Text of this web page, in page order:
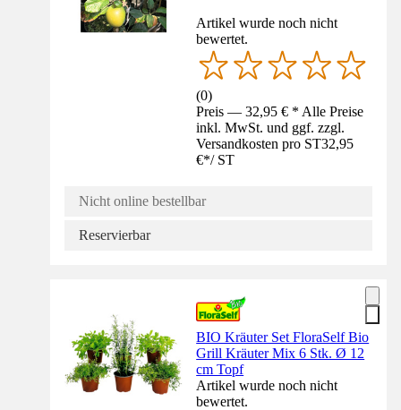
Artikel wurde noch nicht
bewertet.
(0)
Preis — 32,95 € * Alle Preise
inkl. MwSt. und ggf. zzgl.
Versandkosten pro ST32,95
€*/ ST
Nicht online bestellbar
Reservierbar
BIO Kräuter Set FloraSelf Bio
Grill Kräuter Mix 6 Stk. Ø 12
cm Topf
Artikel wurde noch nicht
bewertet.